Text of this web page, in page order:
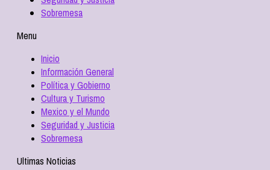
Sobremesa
Menu
Inicio
Información General
Política y Gobierno
Cultura y Turismo
Mexico y el Mundo
Seguridad y Justicia
Sobremesa
Ultimas Noticias